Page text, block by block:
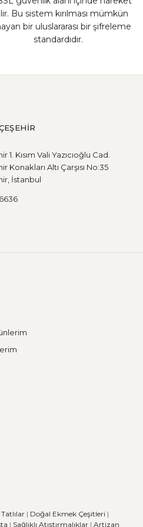
Bu sistem kırılması mümkün
bir uluslararası bir şifreleme
standardıdır.
1. Kısım Vali Yazıcıoğlu Cad.
Konakları Altı Çarşısı No:35
İstanbul
| Doğal Ekmek Çeşitleri |
| Sağlıklı Atıştırmalıklar | Artizan